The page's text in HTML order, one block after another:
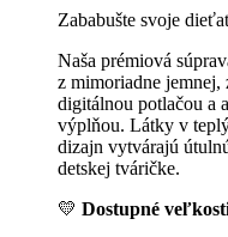
Zababušte svoje
Naša prémiová
z mimoriadne
digitálnou potlačou a
výplňou. Látky v
dizajn vytvárajú
detskej tváričke.
💛 Dostupné